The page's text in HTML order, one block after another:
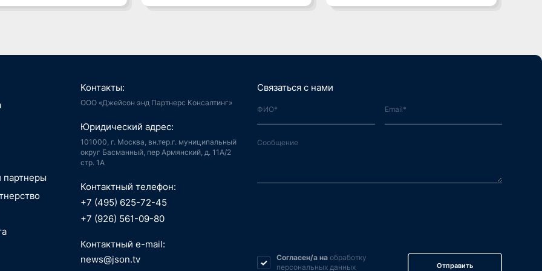
Интернет
LegalTech
данные,
4.0,
книги
АСУ ТП, IoT
3D
мотивация
БАС
город
3D
ИБ, КИИ
партнеры
Контакты:
ООО «Джейсон энд Партнерс Консалтинг»
Юридический адрес:
101000, г. Москва, вн.тер.г. муниципальный
округ Басманный, пер Армянский, д. 11А/2
стр. 1А
Контактный телефон:
+7 (495) 625-72-45
+7 (926) 561-09-80
Контактный e-mail:
news@json.tv
Связаться с нами
Согласен/а наобработку
персональных данных
Отправить